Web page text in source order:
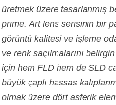
üretmek üzere tasarlanmış
prime. Art lens serisinin bir
görüntü kalitesi ve işleme
ve renk saçılmalarını
için hem FLD hem de SLD
büyük çaplı hassas
olmak üzere dört asferik